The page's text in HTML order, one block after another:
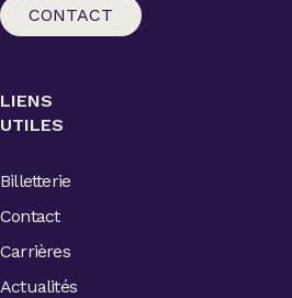
CONTACT
LIENS
UTILES
Billetterie
Contact
Carrières
Actualités